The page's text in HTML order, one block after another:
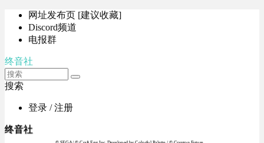
网址发布页 [建议收藏]
Discord频道
电报群
终音社
搜索
登录 / 注册
终音社